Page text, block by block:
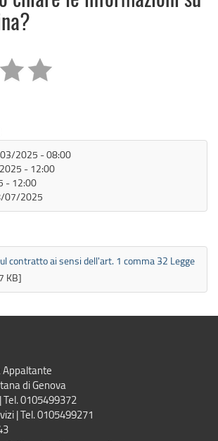
2025 - 08:00
- 12:00
- 12:00
07/2025
contratto ai sensi dell'art. 1 comma 32 Legge
KB]
Appaltante
di Genova
Tel. 0105499372
| Tel. 0105499271